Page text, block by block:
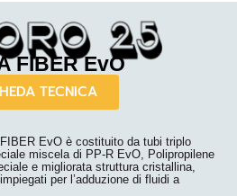
FIBER EvO
TECNICA
EvO è costituito da tubi triplo
miscela di PP-R EvO, Polipropilene
e migliorata struttura cristallina,
per l’adduzione di fluidi a